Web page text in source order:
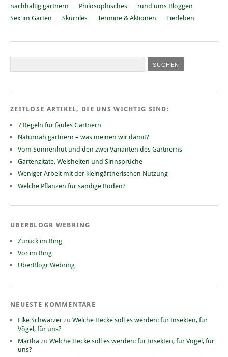
nachhaltig gärtnern
Philosophisches
rund ums Bloggen
Sex im Garten
Skurriles Termine & Aktionen Tierleben
ZEITLOSE ARTIKEL, DIE UNS WICHTIG SIND:
7 Regeln für faules Gärtnern
Naturnah gärtnern – was meinen wir damit?
Vom Sonnenhut und den zwei Varianten des Gärtnerns
Gartenzitate, Weisheiten und Sinnsprüche
Weniger Arbeit mit der kleingärtnerischen Nutzung
Welche Pflanzen für sandige Böden?
UBERBLOGR WEBRING
Zurück im Ring
Vor im Ring
UberBlogr Webring
NEUESTE KOMMENTARE
Elke Schwarzer zu Welche Hecke soll es werden: für Insekten, für
Vögel, für uns?
Martha zu Welche Hecke soll es werden: für Insekten, für Vögel, für
uns?